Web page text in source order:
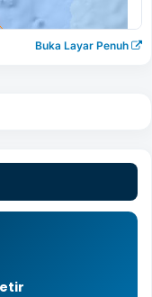
Buka Layar Penuh